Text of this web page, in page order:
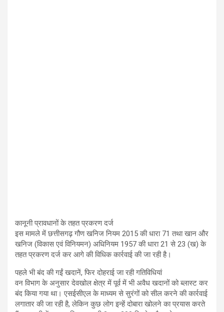
कानूनी प्रावधानों के तहत प्रकरण दर्ज
इस मामले में छत्तीसगढ़ गौण खनिज नियम 2015 की धारा 71 तथा खान और
खनिज (विकास एवं विनियमन) अधिनियम 1957 की धारा 21 से 23 (ख) के
तहत प्रकरण दर्ज कर आगे की विधिक कार्रवाई की जा रही है।
पहले भी बंद की गईं खदानें, फिर दोहराई जा रही गतिविधियां
वन विभाग के अनुसार देवखोल क्षेत्र में पूर्व में भी अवैध खदानों को ब्लास्ट कर
बंद किया गया था। एसईसीएल के माध्यम से सुरंगों को सील करने की कार्रवाई
लगातार की जा रही है, लेकिन कुछ लोग इन्हें दोबारा खोलने का प्रयास करते